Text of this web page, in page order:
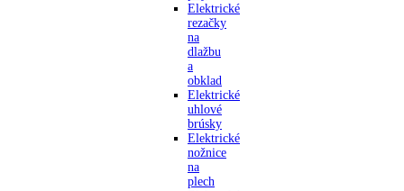
Elektrické
rezačky
na
dlažbu
a
obklad
Elektrické
uhlové
brúsky
Elektrické
nožnice
na
plech